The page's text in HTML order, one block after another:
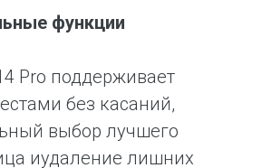
функции
Pro поддерживает
без касаний,
выбор лучшего
иудаление лишних